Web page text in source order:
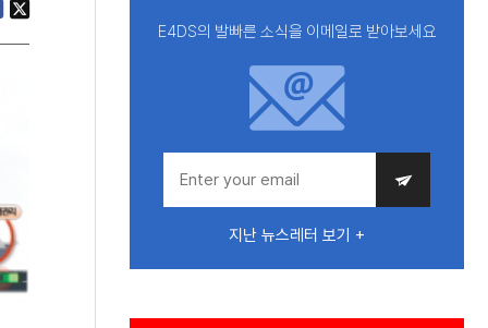
E4DS의 발빠른 소식을 이메일로 받아보세요
지난 뉴스레터 보기 +